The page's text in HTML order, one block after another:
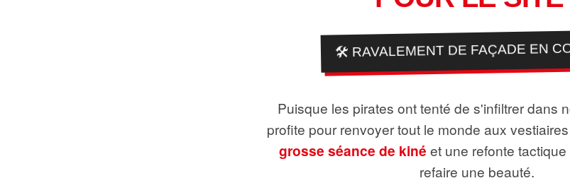
🛠️ RAVALEMENT DE FAÇADE EN
Puisque les pirates ont tenté de s'infiltrer dans
profite pour renvoyer tout le monde aux
grosse séance de kiné et une refonte
refaire une beauté.